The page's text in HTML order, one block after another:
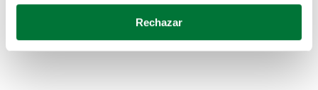
para buscar características específicas (huellas
Obtenga más información sobre cómo se procesan sus
Rechazar